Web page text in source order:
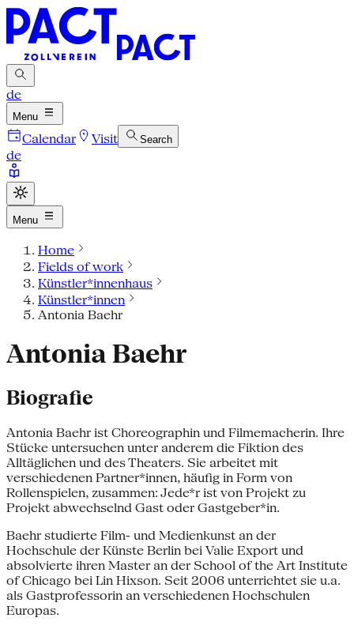
de
Menu
Calendar Visit Search
de
Menu
Home
Fields of work
Künstler*innenhaus
Künstler*innen
Antonia Baehr
Antonia Baehr
Biografie
Antonia Baehr ist Choreographin und Filmemacherin. Ihre
Stücke untersuchen unter anderem die Fiktion des
Alltäglichen und des Theaters. Sie arbeitet mit
verschiedenen Partner*innen, häufig in Form von
Rollenspielen, zusammen: Jede*r ist von Projekt zu
Projekt abwechselnd Gast oder Gastgeber*in.
Baehr studierte Film- und Medienkunst an der
Hochschule der Künste Berlin bei Valie Export und
absolvierte ihren Master an der School of the Art Institute
of Chicago bei Lin Hixson. Seit 2006 unterrichtet sie u.a.
als Gastprofessorin an verschiedenen Hochschulen
Europas.